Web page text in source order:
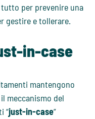
per prevenire una
gestire e tollerare.
in-case
mantengono
meccanismo del
“just-in-case”